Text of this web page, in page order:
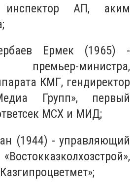
инспектор АП, аким
Ермек (1965) -
министра,
КМГ, гендиректор
Групп», первый
МСХ и МИД;
(1944) - управляющий